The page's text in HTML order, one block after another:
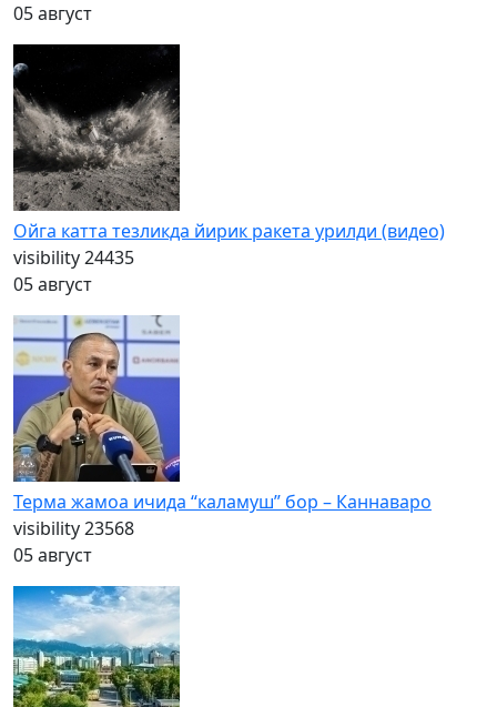
05 август
Ойга катта тезликда йирик ракета урилди (видео)
visibility24435
05 август
Терма жамоа ичида “каламуш” бор – Каннаваро
visibility23568
05 август